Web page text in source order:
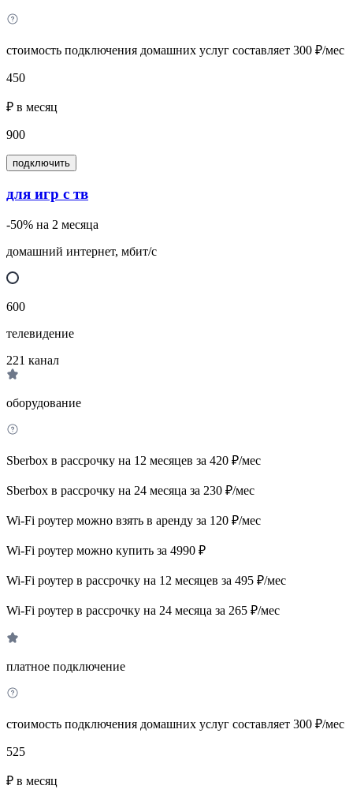
стоимость подключения домашних услуг составляет 300 ₽/мес
450
₽ в месяц
900
подключить
для игр с тв
-50% на 2 месяца
домашний интернет, мбит/с
600
телевидение
221 канал
оборудование
Sberbox в рассрочку на 12 месяцев за 420 ₽/мес
Sberbox в рассрочку на 24 месяца за 230 ₽/мес
Wi-Fi роутер можно взять в аренду за 120 ₽/мес
Wi-Fi роутер можно купить за 4990 ₽
Wi-Fi роутер в рассрочку на 12 месяцев за 495 ₽/мес
Wi-Fi роутер в рассрочку на 24 месяца за 265 ₽/мес
платное подключение
стоимость подключения домашних услуг составляет 300 ₽/мес
525
₽ в месяц